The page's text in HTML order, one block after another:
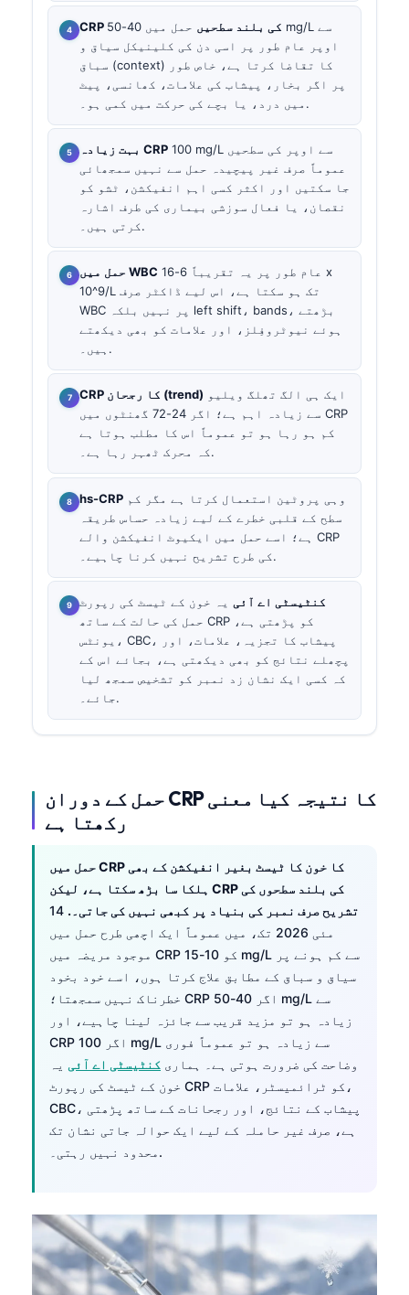
CRP کی بلند سطحیں
حمل میں 40-50 mg/L سے
اوپر عام طور پر اسی دن کی کلینیکل سیاق و
سباق (context) کا تقاضا کرتا ہے، خاص طور
پر اگر بخار، پیشاب کی علامات، کھانسی، پیٹ
میں درد، یا بچے کی حرکت میں کمی ہو۔.
بہت زیادہ CRP 100 mg/L سے اوپر کی سطحیں
عموماً صرف غیر پیچیدہ حمل سے نہیں سمجھائی
جا سکتیں اور اکثر کسی اہم انفیکشن، ٹشو کو
نقصان، یا فعال سوزشی بیماری کی طرف اشارہ
کرتی ہیں۔.
حمل میں WBC
10^9/L تک ہو سکتا ہے، اس لیے ڈاکٹر صرف
WBC پر نہیں بلکہ left shift، bands، بڑھتے
ہوئے نیوٹروفِلز، اور علامات کو بھی دیکھتے
ہیں۔.
CRP کا رجحان (trend)
سے زیادہ اہم ہے؛ اگر 24-72 گھنٹوں میں CRP
کم ہو رہا ہو تو عموماً اس کا مطلب ہوتا ہے
کہ محرک ٹھہر رہا ہے۔.
hs-CRP
سطح کے قلبی خطرے کے لیے زیادہ حساس طریقہ
ہے؛ اسے حمل میں ایکیوٹ انفیکشن والے CRP
کی طرح تشریح نہیں کرنا چاہیے۔.
کنٹیسٹی اے آئی یہ خون کے ٹیسٹ کی رپورٹ
حمل کی حالت کے ساتھ CRP کو پڑھتی ہے،
یونٹس، CBC، پیشاب کا تجزیہ، علامات، اور
پچھلے نتائج کو بھی دیکھتی ہے، بجائے اس کے
کہ کسی ایک نشان زد نمبر کو تشخیص سمجھ لیا
جائے۔.
حمل کے دوران CRP کا نتیجہ کیا معنی
رکھتا ہے
حمل میں CRP کا خون کا ٹیسٹ بغیر انفیکشن کے بھی
ہلکا سا بڑھ سکتا ہے، لیکن CRP کی بلند سطحوں کی
تشریح صرف نمبر کی بنیاد پر کبھی نہیں کی جاتی۔. 14
مئی 2026 تک، میں عموماً ایک اچھی طرح حمل میں
موجود مریضہ میں CRP کو 10-15 mg/L سے کم ہونے پر
سیاق و سباق کے مطابق علاج کرتا ہوں، اسے خود بخود
خطرناک نہیں سمجھتا؛ CRP اگر 40-50 mg/L سے
زیادہ ہو تو مزید قریب سے جائزہ لینا چاہیے، اور
CRP اگر 100 mg/L سے زیادہ ہو تو عموماً فوری
وضاحت کی ضرورت ہوتی ہے۔ ہماری کنٹیسٹی اے آئی یہ
خون کے ٹیسٹ کی رپورٹ
CRP کو ٹرائمیسٹر، علامات،
CBC ، پیشاب کے نتائج، اور رجحانات کے ساتھ پڑھتی
ہے، صرف غیر حاملہ کے لیے ایک حوالہ جاتی نشان تک
محدود نہیں رہتی۔.